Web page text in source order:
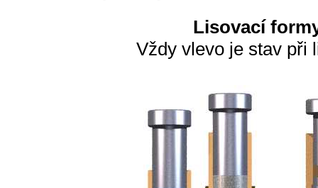
Lisovací
Vždy vlevo je stav při